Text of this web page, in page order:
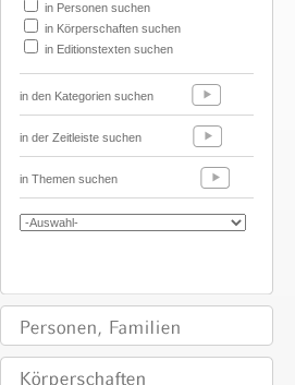
in Personen suchen
in Körperschaften suchen
in Editionstexten suchen
in den Kategorien suchen
in der Zeitleiste suchen
in Themen suchen